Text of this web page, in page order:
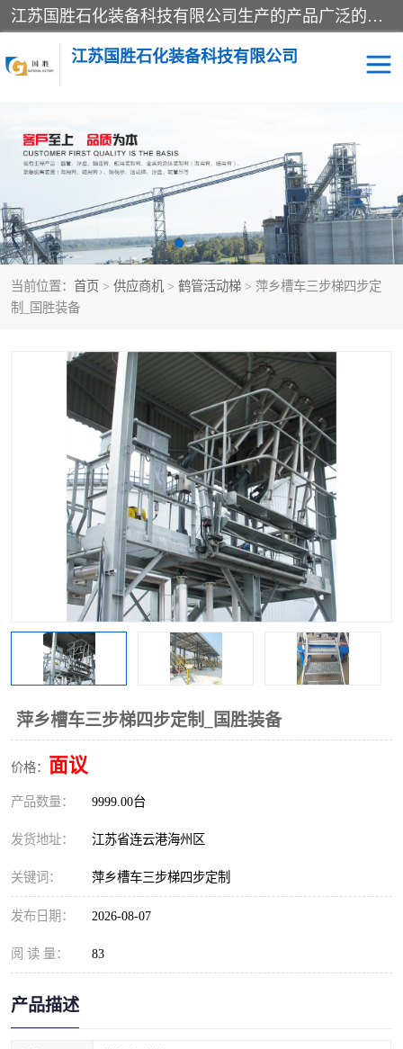
江苏国胜石化装备科技有限公司生产的产品广泛的应用于石油、石化等行业中，产品种类齐全，其中包括装卸鹤管、汽车鹤管、火车鹤管、装车鹤管、卸车鹤管、上装鹤管、下装鹤管、lng鹤管、发油鹤管、液氨鹤管、液化气鹤管等，我们生产的产品质量上乘，价格实惠，服务好，买鹤管就到国胜石化装备！
江苏国胜石化装备科技有限公司
当前位置： 首页 > 供应商机 > 鹤管活动梯 > 萍乡槽车三步梯四步定
制_国胜装备
萍乡槽车三步梯四步定制_国胜装备
价格： 面议
产品数量： 9999.00台
发货地址： 江苏省连云港海州区
关键词： 萍乡槽车三步梯四步定制
发布日期： 2026-08-07
阅 读 量： 83
产品描述
输油臂 鹤管活动梯